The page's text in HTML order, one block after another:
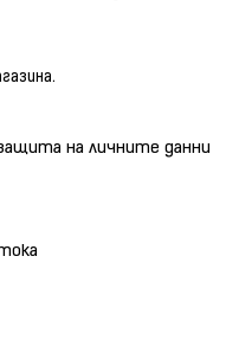
на личните данни